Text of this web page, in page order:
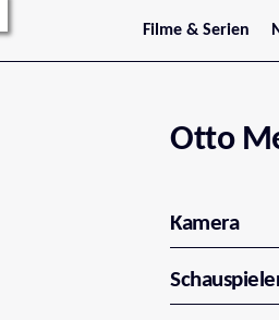
Filme & Serien
Trailer
Serienarchiv
Otto
Kamera